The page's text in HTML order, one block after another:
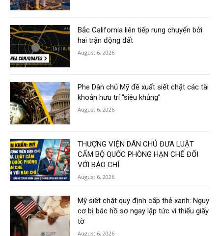
Bắc California liên tiếp rung chuyển bởi
hai trận động đất
August 6, 2026
Phe Dân chủ Mỹ đề xuất siết chặt các tài
khoản hưu trí “siêu khủng”
August 6, 2026
THƯỢNG VIỆN DÂN CHỦ ĐƯA LUẬT
CẤM BỘ QUỐC PHÒNG HẠN CHẾ ĐỐI
VỚI BÁO CHÍ
August 6, 2026
Mỹ siết chặt quy định cấp thẻ xanh: Nguy
cơ bị bác hồ sơ ngay lập tức vì thiếu giấy
tờ
August 6, 2026